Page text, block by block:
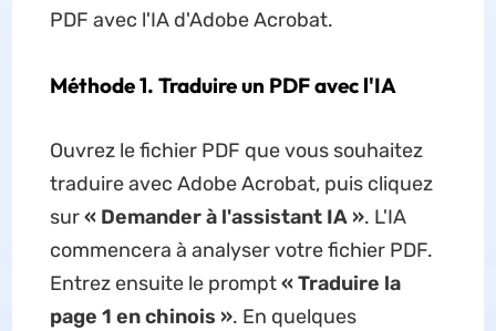
PDF avec l'IA d'Adobe Acrobat.
Méthode 1. Traduire un PDF avec l'IA
Ouvrez le fichier PDF que vous souhaitez
traduire avec Adobe Acrobat, puis cliquez
sur« Demander à l'assistant IA ». L'IA
commencera à analyser votre fichier PDF.
Entrez ensuite le prompt« Traduire la
page 1 en chinois ». En quelques